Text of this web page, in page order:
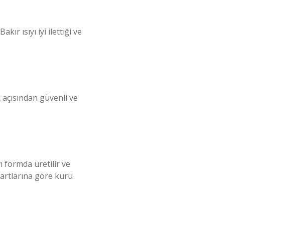
ısıyı iyi ilettiği ve
güvenli ve
formda üretilir ve
göre kuru